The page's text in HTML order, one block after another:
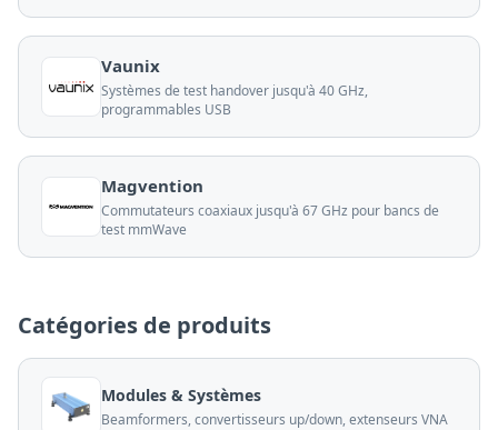
Vaunix
Systèmes de test handover jusqu'à 40 GHz,
programmables USB
Magvention
Commutateurs coaxiaux jusqu'à 67 GHz pour bancs de
test mmWave
Catégories de produits
Modules & Systèmes
Beamformers, convertisseurs up/down, extenseurs VNA